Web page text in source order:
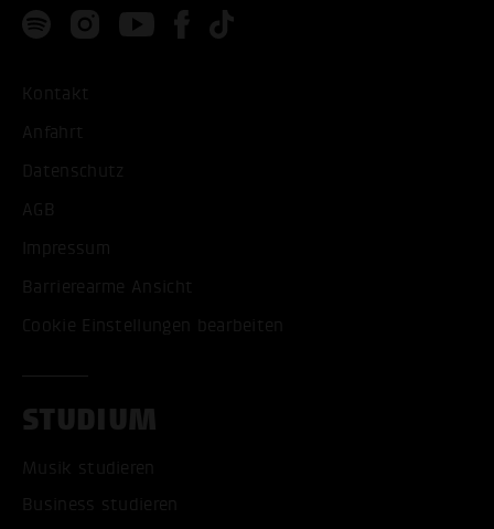
Kontakt
Anfahrt
Datenschutz
AGB
Impressum
Barrierearme Ansicht
Cookie Einstellungen bearbeiten
STUDIUM
Musik studieren
Business studieren